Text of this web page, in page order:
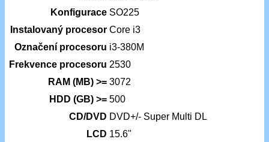
Konfigurace SO225
Instalovaný procesor Core i3
Označení procesoru i3-380M
Frekvence procesoru 2530
RAM (MB) >= 3072
HDD (GB) >= 500
CD/DVD DVD+/- Super Multi DL
LCD 15.6"